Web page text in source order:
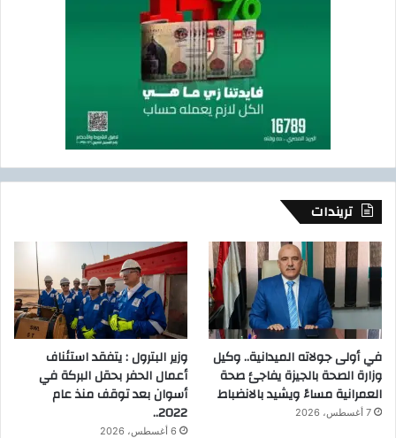
تريندات
في أولى جولاته الميدانية.. وكيل
وزارة الصحة بالجيزة يفاجئ صحة
العمرانية مساءً ويشيد بالانضباط
7 أغسطس، 2026
وزير البترول : يتفقد استئناف
أعمال الحفر بحقل البركة في
أسوان بعد توقف منذ عام
2022..
6 أغسطس، 2026